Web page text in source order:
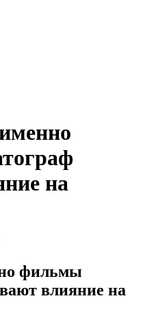
на
фильмы
влияние на